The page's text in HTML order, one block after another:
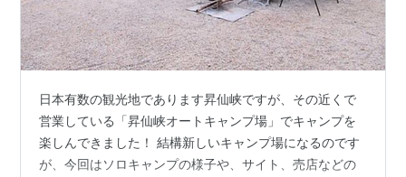
日本有数の観光地であります昇仙峡ですが、その近くで
営業している「昇仙峡オートキャンプ場」でキャンプを
楽しんできました！ 結構新しいキャンプ場になるのです
が、今回はソロキャンプの様子や、サイト、売店などの